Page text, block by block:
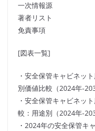
一次情報源
著者リスト
免責事項
[図表一覧]
・安全保管キャビネッ
別価値比較（2024年-
・安全保管キャビネッ
較：用途別（2024年-
・2024年の安全保管キ